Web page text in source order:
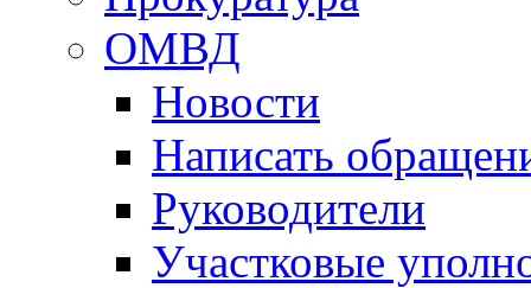
ОМВД
Новости
Написать
Руководители
Участковые